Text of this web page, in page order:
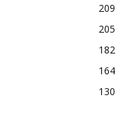
209
205
182
164
130